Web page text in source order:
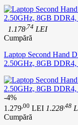
1.178 ,74 LEI
Cumpără
Laptop Second Hand
2.50GHz, 8GB DDR4,
-4%
1.279 ,00 LEI 1.228 ,48
Cumpără